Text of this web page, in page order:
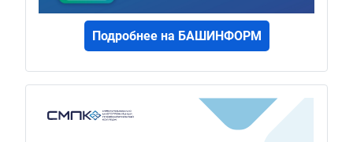
Подробнее на БАШИНФОРМ